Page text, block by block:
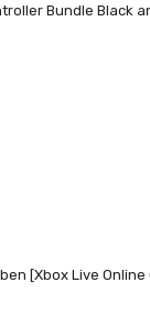
Bundle Black
[Xbox Live Online